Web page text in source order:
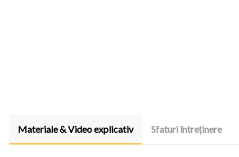
Materiale & Video explicativ Sfaturi întreținere